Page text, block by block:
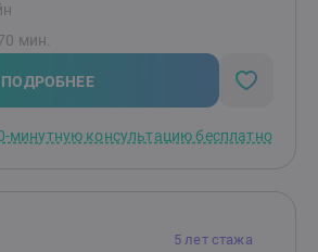
и понимание. Никакого давления
результаты: Вместо
мы работаем через
чтобы изменения наступали
вы готовы начать путь к
и начать движение к жизни,
мин.
ПОДРОБНЕЕ
минутную консультацию бесплатно
5 лет стажа